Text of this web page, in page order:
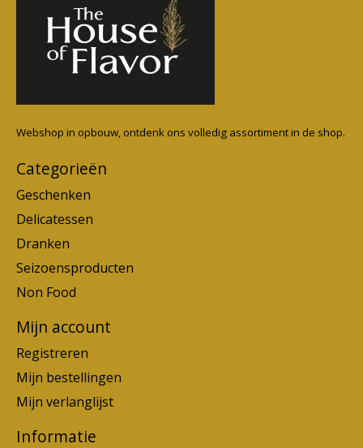
Webshop in opbouw, ontdenk ons volledig assortiment in de shop.
Categorieën
Geschenken
Delicatessen
Dranken
Seizoensproducten
Non Food
Mijn account
Registreren
Mijn bestellingen
Mijn verlanglijst
Informatie